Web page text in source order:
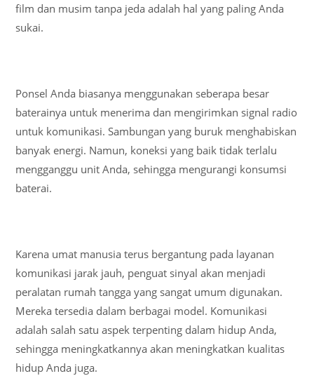
film dan musim tanpa jeda adalah hal yang paling Anda
sukai.
Ponsel Anda biasanya menggunakan seberapa besar
baterainya untuk menerima dan mengirimkan signal radio
untuk komunikasi. Sambungan yang buruk menghabiskan
banyak energi. Namun, koneksi yang baik tidak terlalu
mengganggu unit Anda, sehingga mengurangi konsumsi
baterai.
Karena umat manusia terus bergantung pada layanan
komunikasi jarak jauh, penguat sinyal akan menjadi
peralatan rumah tangga yang sangat umum digunakan.
Mereka tersedia dalam berbagai model. Komunikasi
adalah salah satu aspek terpenting dalam hidup Anda,
sehingga meningkatkannya akan meningkatkan kualitas
hidup Anda juga.